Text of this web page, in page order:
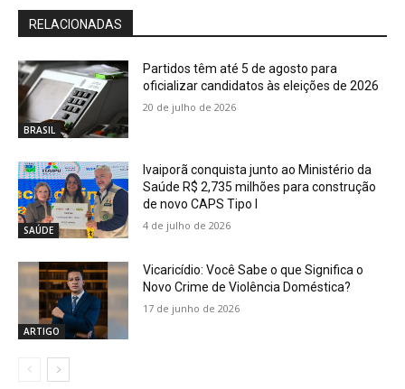
RELACIONADAS
BRASIL
Partidos têm até 5 de agosto para
oficializar candidatos às eleições de 2026
20 de julho de 2026
SAÚDE
Ivaiporã conquista junto ao Ministério da
Saúde R$ 2,735 milhões para construção
de novo CAPS Tipo I
4 de julho de 2026
ARTIGO
Vicaricídio: Você Sabe o que Significa o
Novo Crime de Violência Doméstica?
17 de junho de 2026